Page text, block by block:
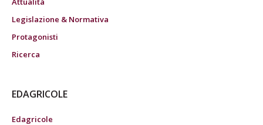
Legislazione & Normativa
Protagonisti
Ricerca
EDAGRICOLE
Edagricole